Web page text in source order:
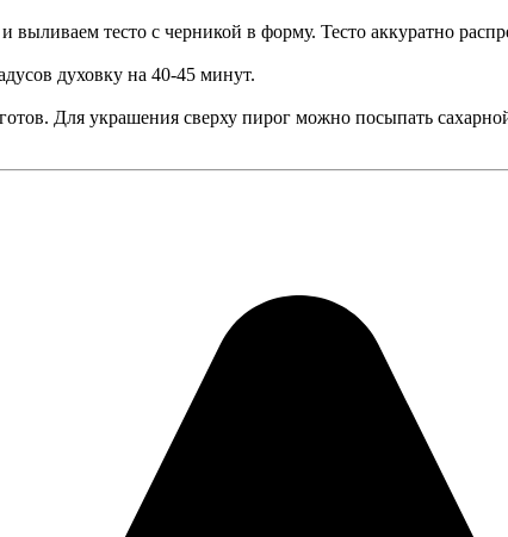
выливаем тесто с черникой в форму. Тесто аккуратно
духовку на 40-45 минут.
Для украшения сверху пирог можно посыпать